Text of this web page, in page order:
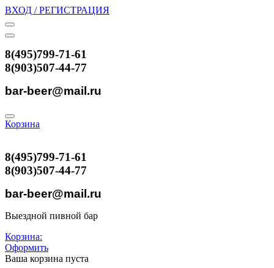
ВХОД / РЕГИСТРАЦИЯ
8(495)799-71-61
8(903)507-44-77
bar-beer@mail.ru
Корзина
8(495)799-71-61
8(903)507-44-77
bar-beer@mail.ru
Выездной пивной бар
Корзина:
Оформить
Ваша корзина пуста